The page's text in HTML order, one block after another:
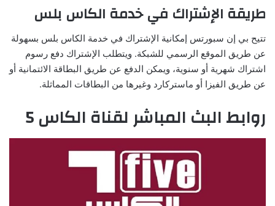
طريقة الإشتراك في خدمة الكاس بلس
تتيح بي إن سبورتس إمكانية الإشتراك في خدمة الكاس بلس بسهولة
عن طريق الموقع الرسمي للشبكة. ويتطلب الإشتراك دفع رسوم
اشتراك شهرية أو سنوية، ويمكن الدفع عن طريق البطاقة الائتمانية أو
عن طريق الفيزا أو ماستركارد وغيرها من البطاقات المماثلة.
روابط البث المباشر لقناة الكاس 5